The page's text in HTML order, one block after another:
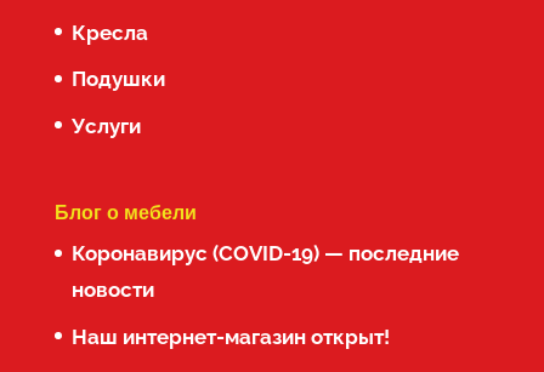
Кресла
Подушки
Услуги
Блог о мебели
Коронавирус (COVID-19) — последние
новости
Наш интернет-магазин открыт!